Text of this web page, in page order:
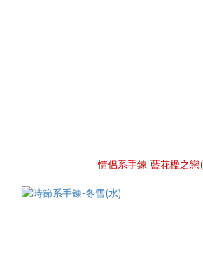
情侶系手鍊-藍花楹之戀